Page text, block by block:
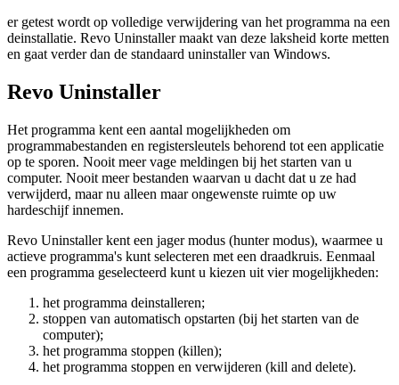
er getest wordt op volledige verwijdering van het programma na een
deinstallatie. Revo Uninstaller maakt van deze laksheid korte metten
en gaat verder dan de standaard uninstaller van Windows.
Revo Uninstaller
Het programma kent een aantal mogelijkheden om
programmabestanden en registersleutels behorend tot een applicatie
op te sporen. Nooit meer vage meldingen bij het starten van u
computer. Nooit meer bestanden waarvan u dacht dat u ze had
verwijderd, maar nu alleen maar ongewenste ruimte op uw
hardeschijf innemen.
Revo Uninstaller kent een jager modus (hunter modus), waarmee u
actieve programma's kunt selecteren met een draadkruis. Eenmaal
een programma geselecteerd kunt u kiezen uit vier mogelijkheden:
het programma deinstalleren;
stoppen van automatisch opstarten (bij het starten van de
computer);
het programma stoppen (killen);
het programma stoppen en verwijderen (kill and delete).